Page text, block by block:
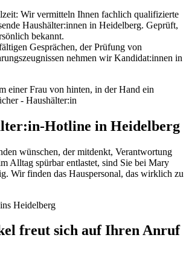
Wir vermitteln Ihnen fachlich qualifizierte
Haushälter:innen in Heidelberg. Geprüft,
bekannt.
Gesprächen, der Prüfung von
nehmen wir Kandidat:innen in
Hotline in Heidelberg
wünschen, der mitdenkt, Verantwortung
Alltag spürbar entlastet, sind Sie bei Mary
Wir finden das Hauspersonal, das wirklich zu
Heidelberg
freut sich auf Ihren Anruf